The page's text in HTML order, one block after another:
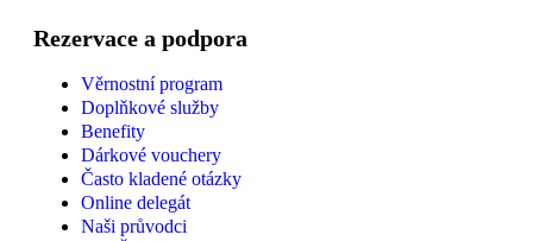
Rezervace a podpora
Věrnostní program
Doplňkové služby
Benefity
Dárkové vouchery
Často kladené otázky
Online delegát
Naši průvodci